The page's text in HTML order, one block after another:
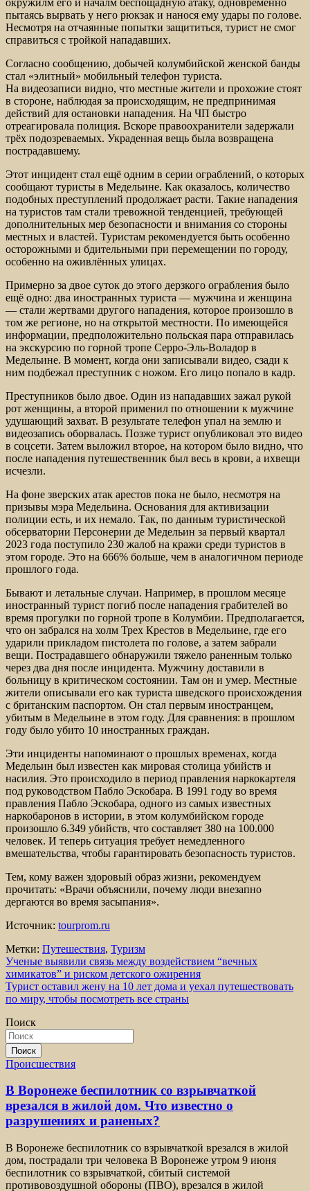
пытаясь вырвать у него рюкзак и нанося ему удары по голове.
Несмотря на отчаянные попытки защититься, турист не смог
справиться с тройкой нападавших.
Согласно сообщению, добычей колумбийской женской банды
стал «элитный» мобильный телефон туриста.
На видеозаписи видно, что местные жители и прохожие стоят
в стороне, наблюдая за происходящим, не предпринимая
действий для остановки нападения. На ЧП быстро
отреагировала полиция. Вскоре правоохранители задержали
трёх подозреваемых. Украденная вещь была возвращена
пострадавшему.
Этот инцидент стал ещё одним в серии ограблений, о которых
сообщают туристы в Медельине. Как оказалось, количество
подобных преступлений продолжает расти. Такие нападения
на туристов там стали тревожной тенденцией, требующей
дополнительных мер безопасности и внимания со стороны
местных и властей. Туристам рекомендуется быть особенно
осторожными и бдительными при перемещении по городу,
особенно на оживлённых улицах.
Примерно за двое суток до этого дерзкого ограбления было
ещё одно: два иностранных туриста — мужчина и женщина
— стали жертвами другого нападения, которое произошло в
том же регионе, но на открытой местности. По имеющейся
информации, предположительно польская пара отправилась
на экскурсию по горной тропе Серро-Эль-Воладор в
Медельине. В момент, когда они записывали видео, сзади к
ним подбежал преступник с ножом. Его лицо попало в кадр.
Преступников было двое. Один из нападавших зажал рукой
рот женщины, а второй применил по отношении к мужчине
удушающий захват. В результате телефон упал на землю и
видеозапись оборвалась. Позже турист опубликовал это видео
в соцсети. Затем выложил второе, на котором было видно, что
после нападения путешественник был весь в крови, а ихвещи
исчезли.
На фоне зверских атак арестов пока не было, несмотря на
призывы мэра Медельина. Основания для активизации
полиции есть, и их немало. Так, по данным туристической
обсерватории Персонерии де Медельин за первый квартал
2023 года поступило 230 жалоб на кражи среди туристов в
этом городе. Это на 666% больше, чем в аналогичном периоде
прошлого года.
Бывают и летальные случаи. Например, в прошлом месяце
иностранный турист погиб после нападения грабителей во
время прогулки по горной тропе в Колумбии. Предполагается,
что он забрался на холм Трех Крестов в Медельине, где его
ударили прикладом пистолета по голове, а затем забрали
вещи. Пострадавшего обнаружили тяжело раненным только
через два дня после инцидента. Мужчину доставили в
больницу в критическом состоянии. Там он и умер. Местные
жители описывали его как туриста шведского происхождения
с британским паспортом. Он стал первым иностранцем,
убитым в Медельине в этом году. Для сравнения: в прошлом
году было убито 10 иностранных граждан.
Эти инциденты напоминают о прошлых временах, когда
Медельин был известен как мировая столица убийств и
насилия. Это происходило в период правления наркокартеля
под руководством Пабло Эскобара. В 1991 году во время
правления Пабло Эскобара, одного из самых известных
наркобаронов в истории, в этом колумбийском городе
произошло 6.349 убийств, что составляет 380 на 100.000
человек. И теперь ситуация требует немедленного
вмешательства, чтобы гарантировать безопасность туристов.
Тем, кому важен здоровый образ жизни, рекомендуем
прочитать: «Врачи объяснили, почему люди внезапно
дергаются во время засыпания».
Источник: tourprom.ru
Метки: Путешествия, Туризм
Навигация
по
записям
Ученые выявили связь между воздействием “вечных
химикатов” и риском детского ожирения
Турист оставил жену на 10 лет дома и уехал путешествовать
по миру, чтобы посмотреть все страны
Поиск
Поиск
Происшествия
В Воронеже беспилотник со взрывчаткой
врезался в жилой дом. Что известно о
разрушениях и раненых?
В Воронеже беспилотник со взрывчаткой врезался в жилой
дом, пострадали три человека В Воронеже утром 9 июня
беспилотник со взрывчаткой, сбитый системой
противовоздушной обороны (ПВО), врезался в жилой